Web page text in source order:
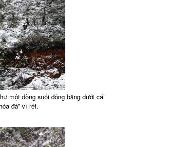
một dòng suối đóng băng dưới cái
đá” vì rét.